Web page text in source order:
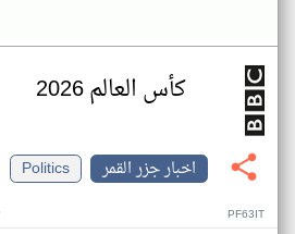
كأس العالم 2026
اخبار جزر القمر
Politics
PF63IT